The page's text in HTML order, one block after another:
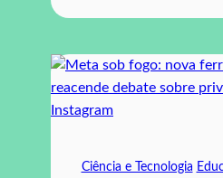
Ciência e Tecnologia